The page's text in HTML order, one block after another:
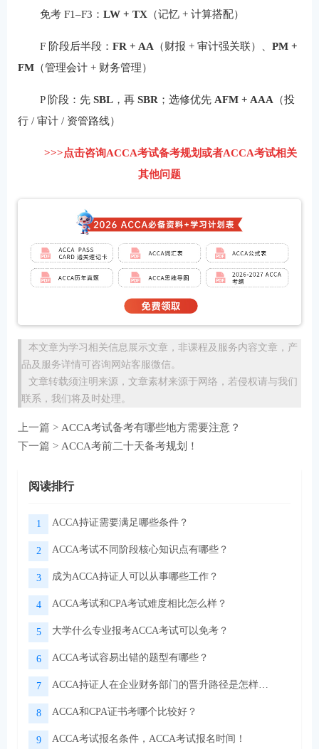
免考 F1–F3： LW + TX （记忆 + 计算搭配）
F 阶段后半段： FR + AA （财报 + 审计强关联）、 PM +
FM （管理会计 + 财务管理）
P 阶段：先 SBL，再 SBR ；选修优先 AFM + AAA （投
行 / 审计 / 资管路线）
>>>点击咨询ACCA考试备考规划或者ACCA考试相关
其他问题
本文章为学习相关信息展示文章，非课程及服务内容文章，产
品及服务详情可咨询网站客服微信。
文章转载须注明来源，文章素材来源于网络，若侵权请与我们
联系，我们将及时处理。
上一篇 > ACCA考试备考有哪些地方需要注意？
下一篇 > ACCA考前二十天备考规划！
阅读排行
1 ACCA持证需要满足哪些条件？
2 ACCA考试不同阶段核心知识点有哪些？
3 成为ACCA持证人可以从事哪些工作？
4 ACCA考试和CPA考试难度相比怎么样？
5 大学什么专业报考ACCA考试可以免考？
6 ACCA考试容易出错的题型有哪些？
7 ACCA持证人在企业财务部门的晋升路径是怎样的？
8 ACCA和CPA证书考哪个比较好？
9 ACCA考试报名条件，ACCA考试报名时间！